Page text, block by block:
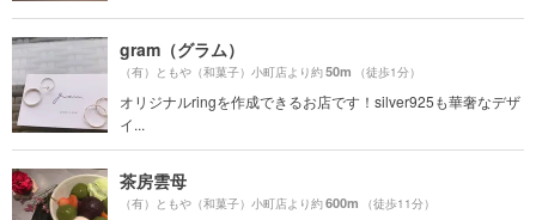
gram（グラム）
（有）ともや（和菓子）小町店より約50m （徒歩1分）
オリジナルringを作成できるお店です！silver925も華奢なデザ
イ...
茶房雲母
（有）ともや（和菓子）小町店より約600m （徒歩11分）